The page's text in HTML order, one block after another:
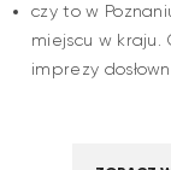
czy to w
miejscu w kraju.
imprezy